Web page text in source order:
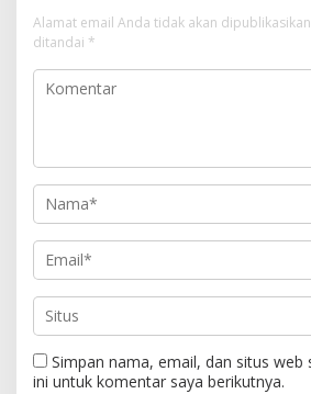
Alamat email Anda tidak akan
ditandai *
Simpan nama, email, dan situs web
ini untuk komentar saya berikutnya.